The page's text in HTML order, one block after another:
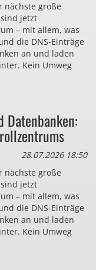
nächste große
jetzt
– mit allem, was
die DNS-Einträge
an und laden
Kein Umweg
Datenbanken:
28.07.2026 18:50
nächste große
jetzt
– mit allem, was
die DNS-Einträge
an und laden
Kein Umweg